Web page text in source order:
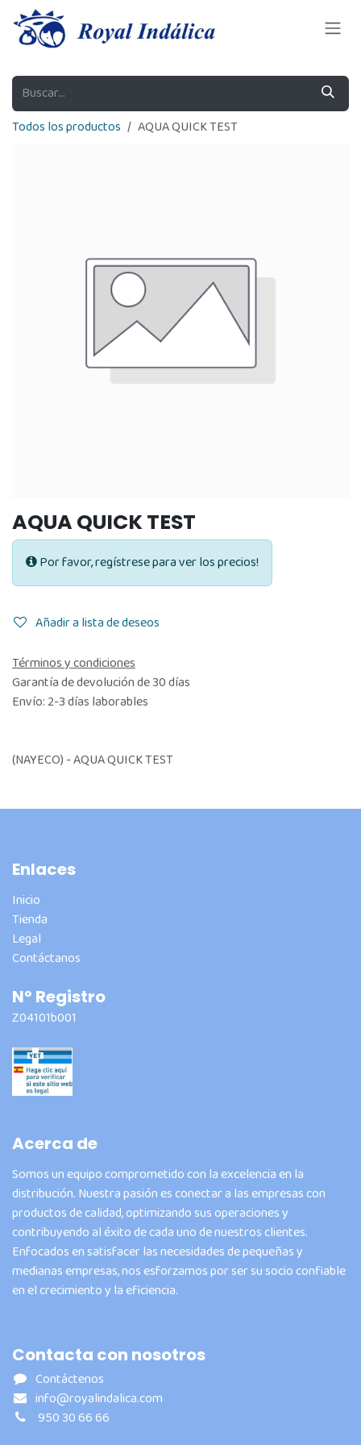
Ir al contenido
Todos los productos AQUA QUICK TEST
AQUA QUICK TEST
Por favor, regístrese para ver los precios!
Añadir a lista de deseos
Términos y condiciones
Garantía de devolución de 30 días
Envío: 2-3 días laborables
(NAYECO) - AQUA QUICK TEST
Enlaces
Inicio
Tienda
Legal
Contáctanos
Nº Registro
Z04101b001
Acerca de
Somos un equipo comprometido con la excelencia en la
distribución. Nuestra pasión es conectar a las empresas con
productos de calidad, optimizando sus operaciones y
contribuyendo al éxito de cada uno de nuestros clientes.
Enfocados en satisfacer las necesidades de pequeñas y
medianas empresas, nos esforzamos por ser su socio confiable
en el crecimiento y la eficiencia.
Contacta con nosotros
Contáctenos
info@royalindalica.com
950 30 66 66